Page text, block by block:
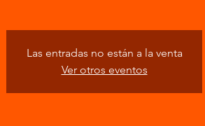
Las entradas no están a la venta
Ver otros eventos